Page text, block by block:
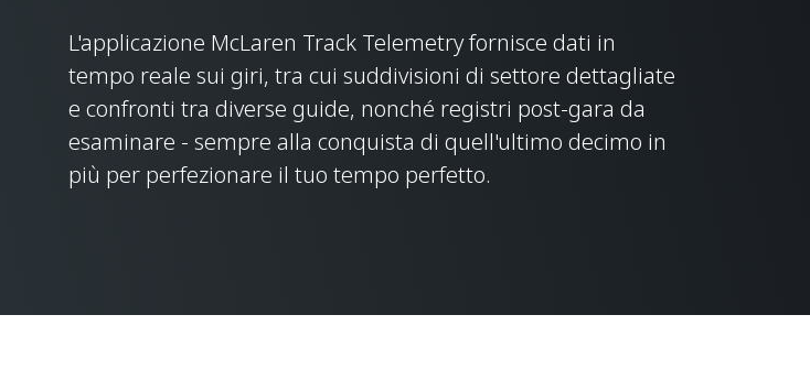
L'applicazione McLaren Track Telemetry fornisce dati in
tempo reale sui giri, tra cui suddivisioni di settore dettagliate
e confronti tra diverse guide, nonché registri post-gara da
esaminare - sempre alla conquista di quell'ultimo decimo in
più per perfezionare il tuo tempo perfetto.